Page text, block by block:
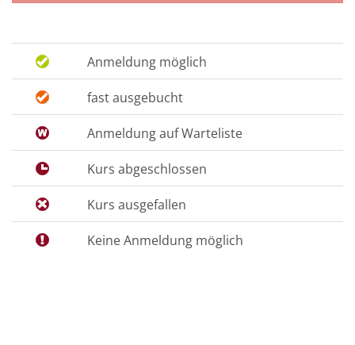
Anmeldung möglich
fast ausgebucht
Anmeldung auf Warteliste
Kurs abgeschlossen
Kurs ausgefallen
Keine Anmeldung möglich